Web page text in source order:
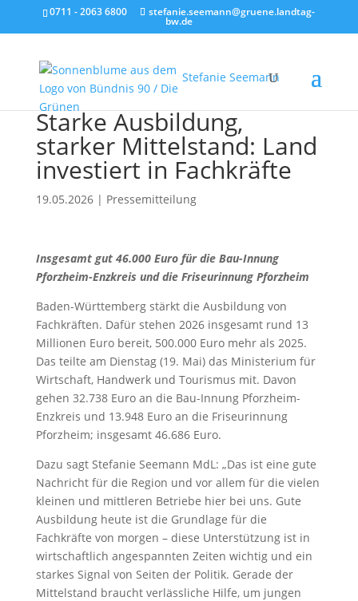
0711 - 2063 6800 stefanie.seemann@gruene.landtag-
bw.de
Stefanie Seemann
Starke Ausbildung,
starker Mittelstand: Land
investiert in Fachkräfte
19.05.2026| Pressemitteilung
Insgesamt gut 46.000 Euro für die Bau-Innung
Pforzheim-Enzkreis und die Friseurinnung Pforzheim
Baden-Württemberg stärkt die Ausbildung von
Fachkräften. Dafür stehen 2026 insgesamt rund 13
Millionen Euro bereit, 500.000 Euro mehr als 2025.
Das teilte am Dienstag (19. Mai) das Ministerium für
Wirtschaft, Handwerk und Tourismus mit. Davon
gehen 32.738 Euro an die Bau-Innung Pforzheim-
Enzkreis und 13.948 Euro an die Friseurinnung
Pforzheim; insgesamt 46.686 Euro.
Dazu sagt Stefanie Seemann MdL: „Das ist eine gute
Nachricht für die Region und vor allem für die vielen
kleinen und mittleren Betriebe hier bei uns. Gute
Ausbildung heute ist die Grundlage für die
Fachkräfte von morgen – diese Unterstützung ist in
wirtschaftlich angespannten Zeiten wichtig und ein
starkes Signal von Seiten der Politik. Gerade der
Mittelstand braucht verlässliche Hilfe, um jungen